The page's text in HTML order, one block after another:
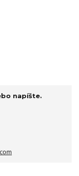
napíšte.